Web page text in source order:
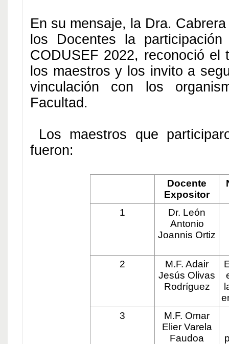
En su mensaje, la Dra.
los Docentes la
CODUSEF 2022, reconoció el
los maestros y los invito a
vinculación con los
Facultad.
Los maestros que
fueron:
Docente
Expositor
1
Dr. León
Antonio
Joannis Ortiz
2
M.F. Adair
Jesús Olivas
Rodríguez
3
M.F. Omar
Elier Varela
Faudoa